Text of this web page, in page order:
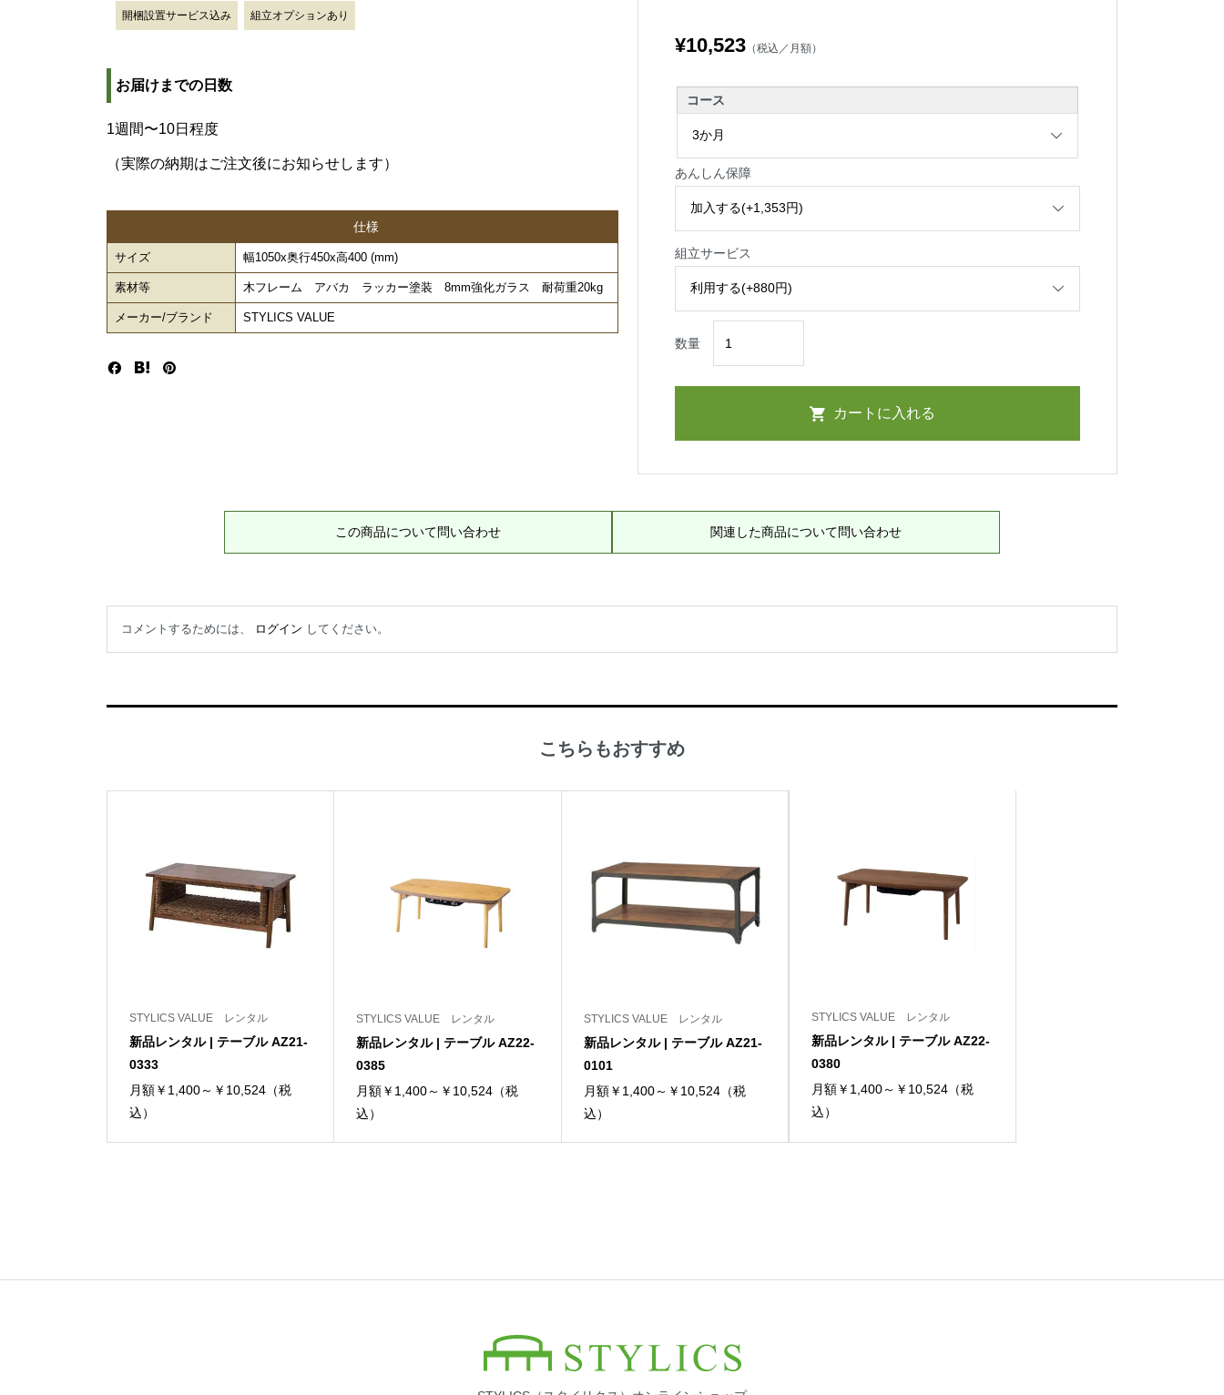
開梱設置サービス込み 組立オプションあり
お届けまでの日数
1週間〜10日程度
（実際の納期はご注文後にお知らせします）
仕様
サイズ 幅1050x奥行450x高400 (mm)
素材等 木フレーム アバカ ラッカー塗装 8mm強化ガラス 耐荷重20kg
メーカー/ブランド STYLICS VALUE
¥10,523（税込／月額）
コース
あんしん保障
組立サービス
数量
この商品について問い合わせ 関連した商品について問い合わせ
コメントするためには、 ログイン してください。
こちらもおすすめ
STYLICS VALUE レンタル
新品レンタル | テーブル AZ21-
0333
月額￥1,400～￥10,524（税
込）
STYLICS VALUE レンタル
新品レンタル | テーブル AZ22-
0385
月額￥1,400～￥10,524（税
込）
STYLICS VALUE レンタル
新品レンタル | テーブル AZ21-
0101
月額￥1,400～￥10,524（税
込）
STYLICS VALUE レンタル
新品レンタル | テーブル AZ22-
0380
月額￥1,400～￥10,524（税
込）